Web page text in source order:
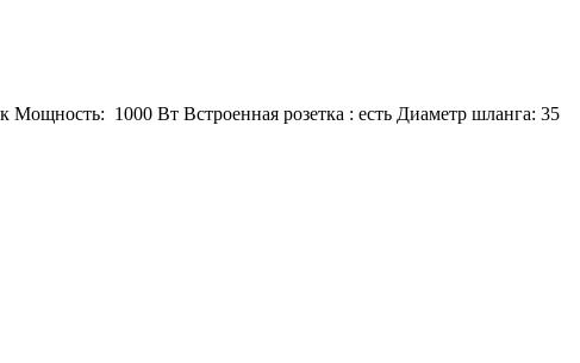
1000 Вт Встроенная розетка : есть Диаметр шланга: 35